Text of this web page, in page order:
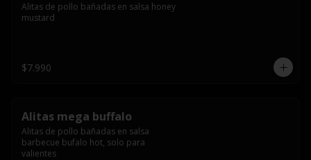
Alitas de pollo bañadas en salsa honey
mustard
$7.990
Alitas mega buffalo
Alitas de pollo bañadas en salsa
barbecue bufalo hot, solo para
valientes